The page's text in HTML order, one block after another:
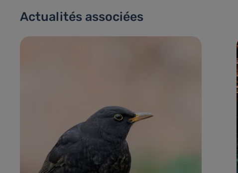
Actualités associées